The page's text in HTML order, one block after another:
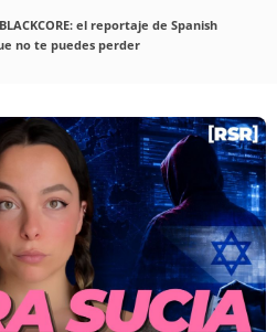
BLACKCORE: el reportaje de Spanish
no te puedes perder